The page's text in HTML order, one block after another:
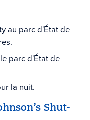
au parc d'État de
parc d'État de
la nuit.
Shut-